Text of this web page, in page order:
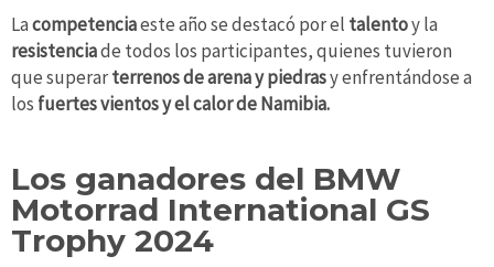
Lacompetenciaeste año se destacó por el talentoy la
resistenciade todos los participantes, quienes tuvieron
que superarterrenos de arena y piedrasy enfrentándose a
los fuertes vientos y el calor de Namibia.
Los ganadores del BMW
Motorrad International GS
Trophy 2024